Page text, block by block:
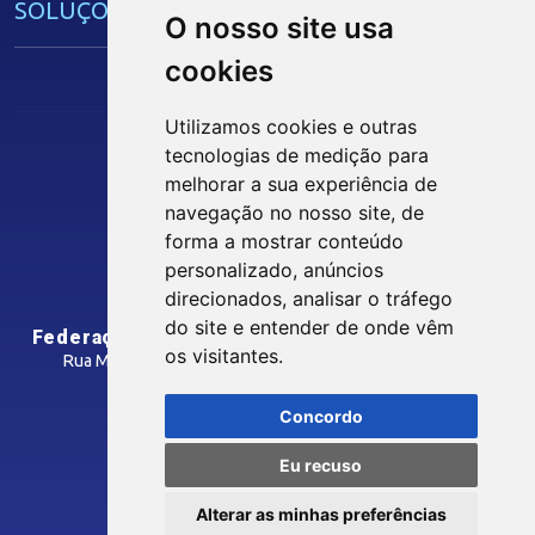
O nosso site usa
cookies
Utilizamos cookies e outras
tecnologias de medição para
melhorar a sua experiência de
navegação no nosso site, de
forma a mostrar conteúdo
personalizado, anúncios
direcionados, analisar o tráfego
do site e entender de onde vêm
os visitantes.
Concordo
Eu recuso
Alterar as minhas preferências
SOLUÇÕES E SERVIÇOS
Núcleo de Acesso ao Crédito
Centro Internacional de Negócios -
CONTRIBUIÇÃO SINDICAL
SINDICATOS FILIADOS
Siga nossas Redes Sociais
INTRANET
Federação das Indústrias do Estado da Paraíba
Rua Manoel Gonçalves Guimarães, 195 - José Pinheiro
Como Chegar
© 2026 FIEPB
Termos de Uso